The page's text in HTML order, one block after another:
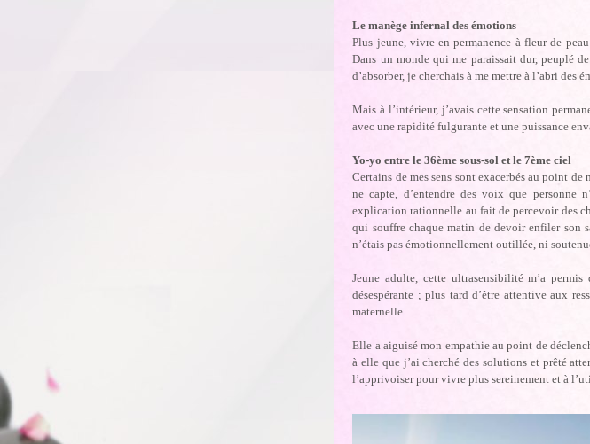
Le manège infernal des émotions
Plus jeune, vivre en permanence à fleur de
Dans un monde qui me paraissait dur, peuplé
d’absorber, je cherchais à me mettre à l’abri
Mais à l’intérieur, j’avais cette sensation
avec une rapidité fulgurante et une puissance
Yo-yo entre le 36ème sous-sol et le 7ème ciel
Certains de mes sens sont exacerbés au point de
ne capte, d’entendre des voix que personne
explication rationnelle au fait de percevoir des
qui souffre chaque matin de devoir enfiler son
n’étais pas émotionnellement outillée, ni
Jeune adulte, cette ultrasensibilité m’a
désespérante ; plus tard d’être attentive aux
maternelle…
Elle a aiguisé mon empathie au point de
à elle que j’ai cherché des solutions et prêté
l’apprivoiser pour vivre plus sereinement et à